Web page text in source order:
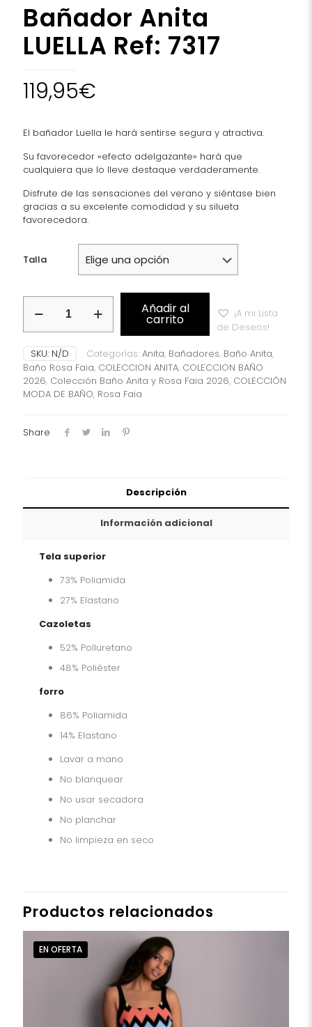
Bañador Anita
LUELLA Ref: 7317
119,95€
El bañador Luella le hará sentirse segura y atractiva.
Su favorecedor «efecto adelgazante» hará que
cualquiera que lo lleve destaque verdaderamente.
Disfrute de las sensaciones del verano y siéntase bien
gracias a su excelente comodidad y su silueta
favorecedora.
Talla
Anita
LUELLA
7317
cantidad
Añadir al
carrito
¡A mi Lista
de Deseos!
SKU: N/D Categorías: Anita, Bañadores, Baño Anita,
Baño Rosa Faia, COLECCION ANITA, COLECCION BAÑO
2026, Colección Baño Anita y Rosa Faia 2026, COLECCIÓN
MODA DE BAÑO, Rosa Faia
Share
Descripción
Información adicional
Tela superior
73% Poliamida
27% Elastano
Cazoletas
52% Polluretano
48% Poliéster
forro
86% Poliamida
14% Elastano
Lavar a mano
No blanquear
No usar secadora
No planchar
No limpieza en seco
Productos relacionados
EN OFERTA